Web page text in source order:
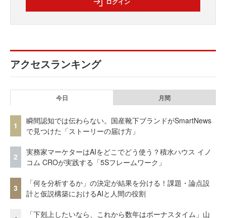
アクセスランキング
今日 月間
1
瞬間認知では伝わらない。国産靴下ブランドがSmartNews
で見つけた「ストーリーの届け方」
2
実務家マーケターはAIをどこでどう使う？積水ハウス イノ
コム CROが実践する「5Sフレームワーク」
3
「何を分析するか」の決定が結果を分ける！課題・論点設
計と仮説構築におけるAIと人間の役割
「下剋上したいなら、これから数年はボーナスタイム」山